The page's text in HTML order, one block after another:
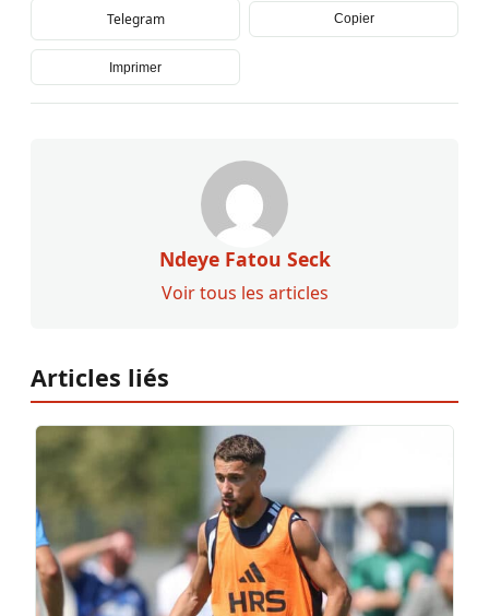
Telegram Copier
Imprimer
Ndeye Fatou Seck
Voir tous les articles
Articles liés